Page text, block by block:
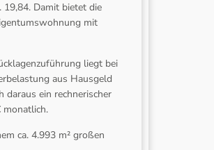
Damit bietet die
mit
liegt bei
aus Hausgeld
daraus ein rechnerischer
monatlich.
ca. 4.993 m² großen